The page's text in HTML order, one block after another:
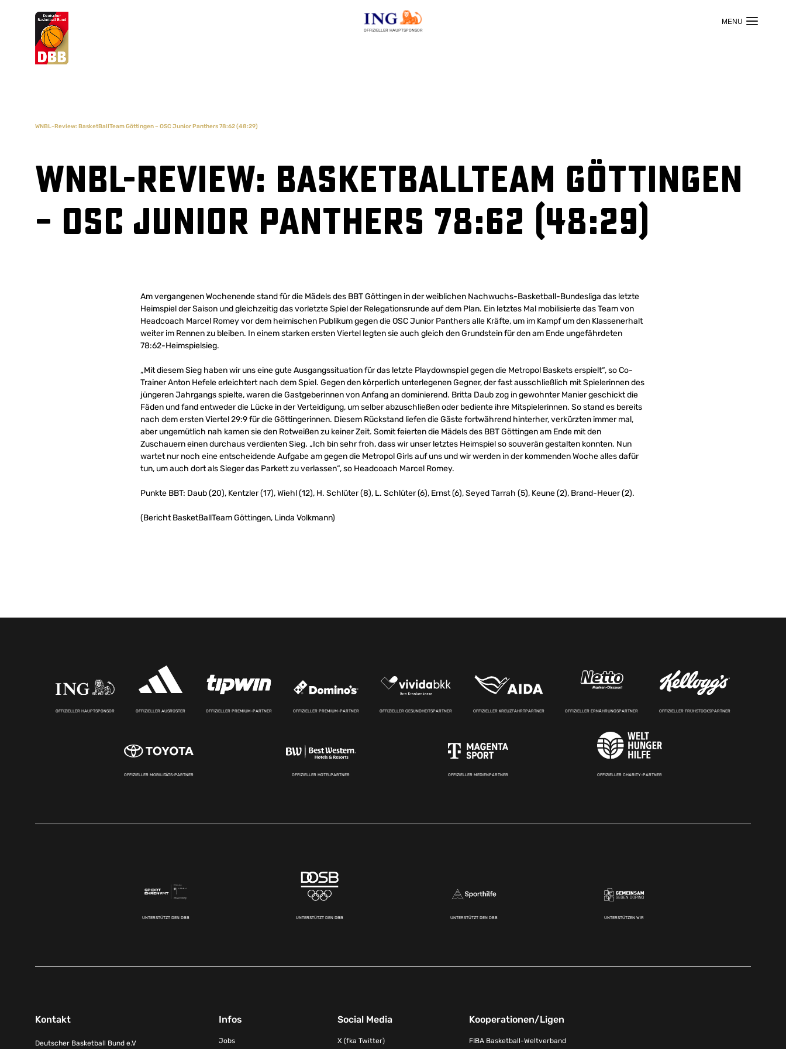
OFFIZIELLER HAUPTSPONSOR
Suchvorschläge
WNBL-Review: BasketBallTeam Göttingen – OSC Junior Panthers 78:62 (48:29)
WNBL-Review: BasketBallTeam Göttingen
– OSC Junior Panthers 78:62 (48:29)
Am vergangenen Wochenende stand für die Mädels des BBT Göttingen in der weiblichen Nachwuchs-Basketball-Bundesliga das letzte
Heimspiel der Saison und gleichzeitig das vorletzte Spiel der Relegationsrunde auf dem Plan. Ein letztes Mal mobilisierte das Team von
Headcoach Marcel Romey vor dem heimischen Publikum gegen die OSC Junior Panthers alle Kräfte, um im Kampf um den Klassenerhalt
weiter im Rennen zu bleiben. In einem starken ersten Viertel legten sie auch gleich den Grundstein für den am Ende ungefährdeten
78:62-Heimspielsieg.
„Mit diesem Sieg haben wir uns eine gute Ausgangssituation für das letzte Playdownspiel gegen die Metropol Baskets erspielt“, so Co-
Trainer Anton Hefele erleichtert nach dem Spiel. Gegen den körperlich unterlegenen Gegner, der fast ausschließlich mit Spielerinnen des
jüngeren Jahrgangs spielte, waren die Gastgeberinnen von Anfang an dominierend. Britta Daub zog in gewohnter Manier geschickt die
Fäden und fand entweder die Lücke in der Verteidigung, um selber abzuschließen oder bediente ihre Mitspielerinnen. So stand es bereits
nach dem ersten Viertel 29:9 für die Göttingerinnen. Diesem Rückstand liefen die Gäste fortwährend hinterher, verkürzten immer mal,
aber ungemütlich nah kamen sie den Rotweißen zu keiner Zeit. Somit feierten die Mädels des BBT Göttingen am Ende mit den
Zuschauern einen durchaus verdienten Sieg. „Ich bin sehr froh, dass wir unser letztes Heimspiel so souverän gestalten konnten. Nun
wartet nur noch eine entscheidende Aufgabe am gegen die Metropol Girls auf uns und wir werden in der kommenden Woche alles dafür
tun, um auch dort als Sieger das Parkett zu verlassen“, so Headcoach Marcel Romey.
Punkte BBT: Daub (20), Kentzler (17), Wiehl (12), H. Schlüter (8), L. Schlüter (6), Ernst (6), Seyed Tarrah (5), Keune (2), Brand-Heuer (2).
(Bericht BasketBallTeam Göttingen, Linda Volkmann)
OFFIZIELLER HAUPTSPONSOR OFFIZIELLER AUSRÜSTER OFFIZIELLER PREMIUM-PARTNER OFFIZIELLER PREMIUM-PARTNER OFFIZIELLER GESUNDHEITSPARTNER OFFIZIELLER KREUZFAHRTPARTNER OFFIZIELLER ERNÄHRUNGSPARTNER OFFIZIELLER FRÜHSTÜCKSPARTNER
OFFIZIELLER MOBILITÄTS-PARTNER OFFIZIELLER HOTELPARTNER OFFIZIELLER MEDIENPARTNER OFFIZIELLER CHARITY-PARTNER
UNTERSTÜTZT DEN DBB UNTERSTÜTZT DEN DBB UNTERSTÜTZT DEN DBB UNTERSTÜTZEN WIR
Kontakt
Deutscher Basketball Bund e.V
Infos
Jobs
Social Media
X (fka Twitter)
Kooperationen/Ligen
FIBA Basketball-Weltverband